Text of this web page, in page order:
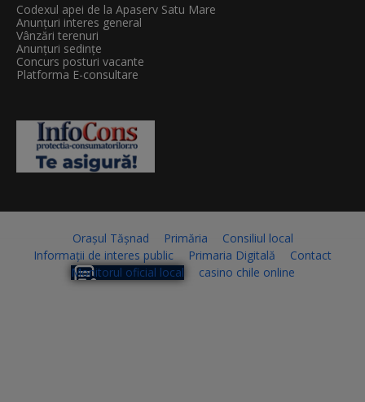
Codexul apei de la Apaserv Satu Mare
Anunțuri interes general
Vânzări terenuri
Anunțuri sedințe
Concurs posturi vacante
Platforma E-consultare
Orașul Tășnad Primăria
Consiliul local
Informații de interes public
Primaria Digitală
Contact
Monitorul oficial local
casino chile online